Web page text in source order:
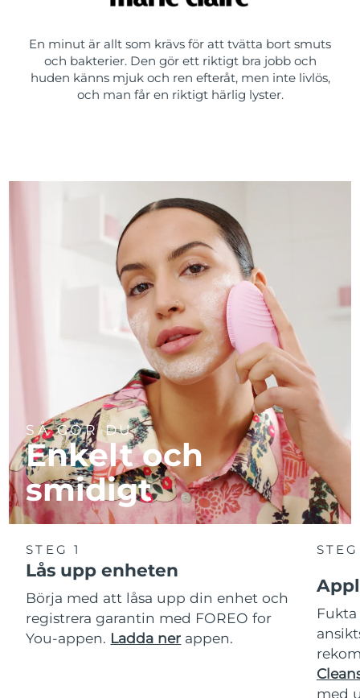
En minut är allt som krävs för att tvätta bort smuts
och bakterier. Den gör ett riktigt bra jobb och
huden känns mjuk och ren efteråt, men inte livlös,
och man får en riktigt härlig lyster.
SÅ GÖR DU
Enkelt och
smidigt
STEG 1
Lås upp enheten
Börja med att låsa upp din enhet och
registrera garantin med FOREO for
You-appen. Ladda ner appen.
med